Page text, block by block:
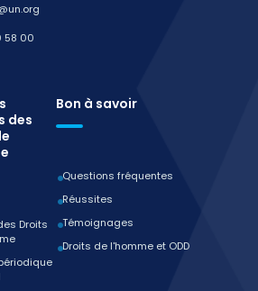
58 00
des
Droits
Bon à savoir
Questions fréquentes
Réussites
Témoignages
Droits de l'homme et ODD